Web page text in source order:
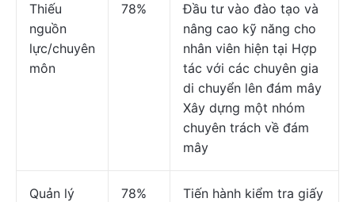
Thiếu
nguồn
lực/chuyên
môn
78%
Đầu tư vào đào tạo và
nâng cao kỹ năng cho
nhân viên hiện tại Hợp
tác với các chuyên gia
di chuyển lên đám mây
Xây dựng một nhóm
chuyên trách về đám
mây
Quản lý
78%
Tiến hành kiểm tra giấy